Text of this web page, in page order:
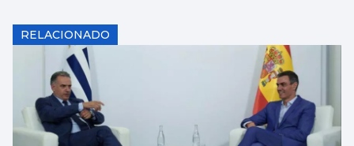
RELACIONADO